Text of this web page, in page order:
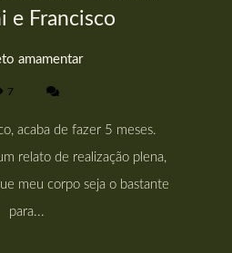
e Francisco
amamentar
7
acaba de fazer 5 meses.
relato de realização plena,
meu corpo seja o bastante
para...